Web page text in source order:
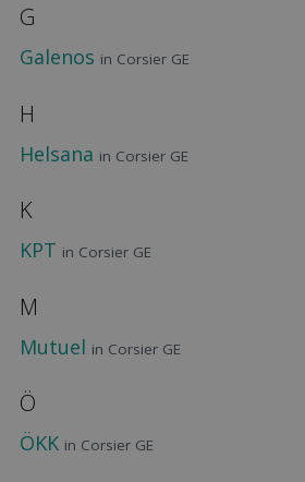
G
Galenos in Corsier GE
H
Helsana in Corsier GE
K
KPT in Corsier GE
M
Mutuel in Corsier GE
Ö
ÖKK in Corsier GE